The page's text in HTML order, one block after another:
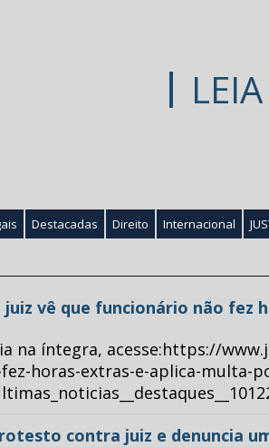
Destacadas Direito Internacional
juiz vê que funcionário não
na íntegra, acesse:https://
horas-extras-e-aplica-multa-
contra juiz e denuncia